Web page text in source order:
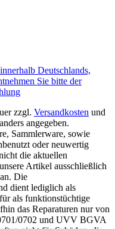
Deutschlands,
Sie bitte der
zzgl. Versandkosten und
angegeben.
Sammlerware, sowie
oder neuwertig
die aktuellen
Artikel ausschließlich
Die
dient lediglich als
als funktionstüchtige
das Reparaturen nur von
0702 und UVV BGVA